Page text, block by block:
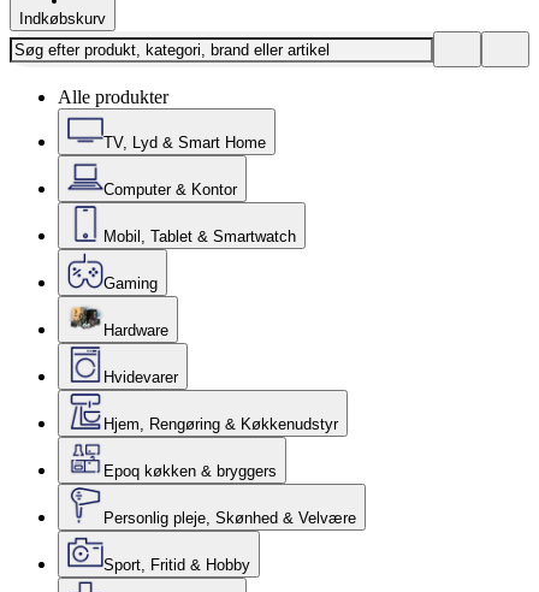
Indkøbskurv
Alle produkter
TV, Lyd & Smart Home
Computer & Kontor
Mobil, Tablet & Smartwatch
Gaming
Hardware
Hvidevarer
Hjem, Rengøring & Køkkenudstyr
Epoq køkken & bryggers
Personlig pleje, Skønhed & Velvære
Sport, Fritid & Hobby